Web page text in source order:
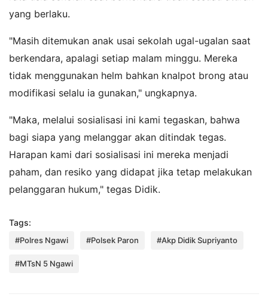
yang berlaku.
"Masih ditemukan anak usai sekolah ugal-ugalan saat
berkendara, apalagi setiap malam minggu. Mereka
tidak menggunakan helm bahkan knalpot brong atau
modifikasi selalu ia gunakan," ungkapnya.
"Maka, melalui sosialisasi ini kami tegaskan, bahwa
bagi siapa yang melanggar akan ditindak tegas.
Harapan kami dari sosialisasi ini mereka menjadi
paham, dan resiko yang didapat jika tetap melakukan
pelanggaran hukum," tegas Didik.
Tags:
#Polres Ngawi #Polsek Paron #Akp Didik Supriyanto
#MTsN 5 Ngawi